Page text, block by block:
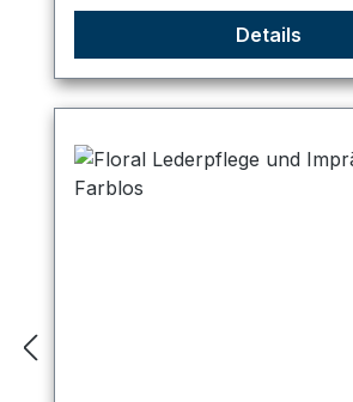
Details